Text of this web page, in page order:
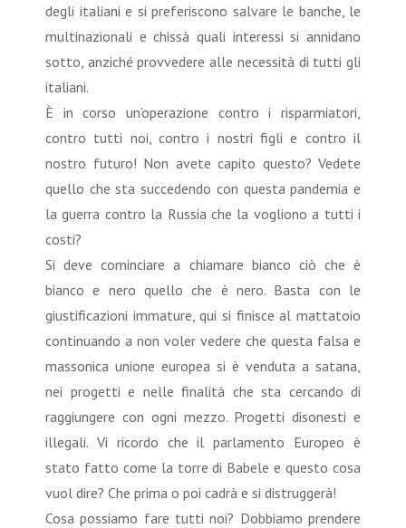
degli italiani e si preferiscono salvare le banche, le
multinazionali e chissà quali interessi si annidano
sotto, anziché provvedere alle necessità di tutti gli
italiani.
È in corso un’operazione contro i risparmiatori,
contro tutti noi, contro i nostri figli e contro il
nostro futuro! Non avete capito questo? Vedete
quello che sta succedendo con questa pandemia e
la guerra contro la Russia che la vogliono a tutti i
costi?
Si deve cominciare a chiamare bianco ciò che è
bianco e nero quello che è nero. Basta con le
giustificazioni immature, qui si finisce al mattatoio
continuando a non voler vedere che questa falsa e
massonica unione europea si è venduta a satana,
nei progetti e nelle finalità che sta cercando di
raggiungere con ogni mezzo. Progetti disonesti e
illegali. Vi ricordo che il parlamento Europeo è
stato fatto come la torre di Babele e questo cosa
vuol dire? Che prima o poi cadrà e si distruggerà!
Cosa possiamo fare tutti noi? Dobbiamo prendere